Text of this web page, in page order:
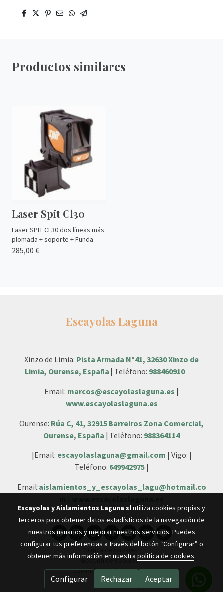
Productos similares
Laser Spit Cl30
Laser SPIT CL30 dos líneas más
plomada + soporte + Funda
285,00 €
Escayolas Laguna
Xinzo de Limia: Pista Armada Nº41, 32630 Xinzo de
Limia, Ourense, España | Teléfono: 988460910
Email: marcos@escayolaslaguna.es |
www.escayolaslaguna.es
Ourense: Rúa C, 41, 32915 Barreiros Zona Comercial,
Ourense, España | Teléfono: 988364114
|Email: escayolaslaguna@gmail.com | Vigo: |
Teléfono: 649942975|
Email:aislamientos_y_escayolas_lagu@hotmail.co
Gestión de cookies
Condiciones de compra
Escayolas y Aislamientos Laguna slutiliza cookies propias y
terceros para obtener datos estadísticos de la navegación de
nuestros usuarios y mejorar nuestros servicios. Puedes
configurar tus preferencias a través del botón “Configurar” o
obtener más información en nuestra política de cookies.
Configurar Rechazar Aceptar